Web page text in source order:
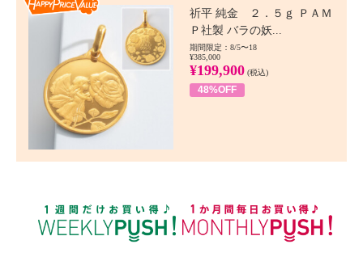
祈平 純金 ２．５ｇ ＰＡＭ
Ｐ社製 バラの妖...
期間限定：8/5〜18
¥385,000
¥199,900 (税込)
48%OFF